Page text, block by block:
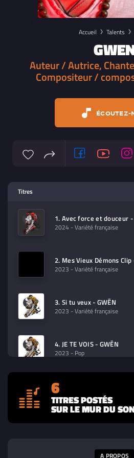
Accueil Talents
Auteur / Autrice,
Compositeur /
ÉCOUTEZ-
contenu à lire
Titres
1. Avec force et douceur -
2024 - Variété française
2. Mes Vieux Démons Clip
2023 - Variété française
3. Si tu veux - GWĒN
2023 - Variété française
4. JE TE VOIS - GWĒN
2023 - Pop
5. MOJO TRAIN - Gwen
2023 - Soul
6
TITRES POSTÉS
SUR LE MUR DU
A PROPOS